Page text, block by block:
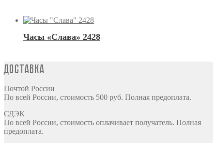
Часы «Слава» 2428
Доставка
Почтой России
По всей России, стоимость 500 руб. Полная предоплата.
СДЭК
По всей России, стоимость оплачивает получатель. Полная
предоплата.